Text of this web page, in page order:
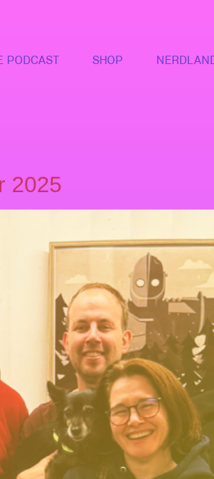
PODCAST SHOP
2025